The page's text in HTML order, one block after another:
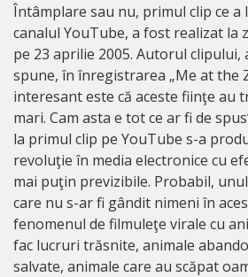
Întâmplare sau nu, primul clip ce a
canalul YouTube, a fost realizat la
pe 23 aprilie 2005. Autorul
spune, în înregistrarea „Me at the
interesant este că aceste fiinţe au
mari. Cam asta e tot ce ar fi de
la primul clip pe YouTube s-a
revoluţie în media electronice cu
mai puţin previzibile. Probabil,
care nu s-ar fi gândit nimeni în
fenomenul de filmuleţe virale cu
fac lucruri trăsnite, animale
salvate, animale care au scăpat